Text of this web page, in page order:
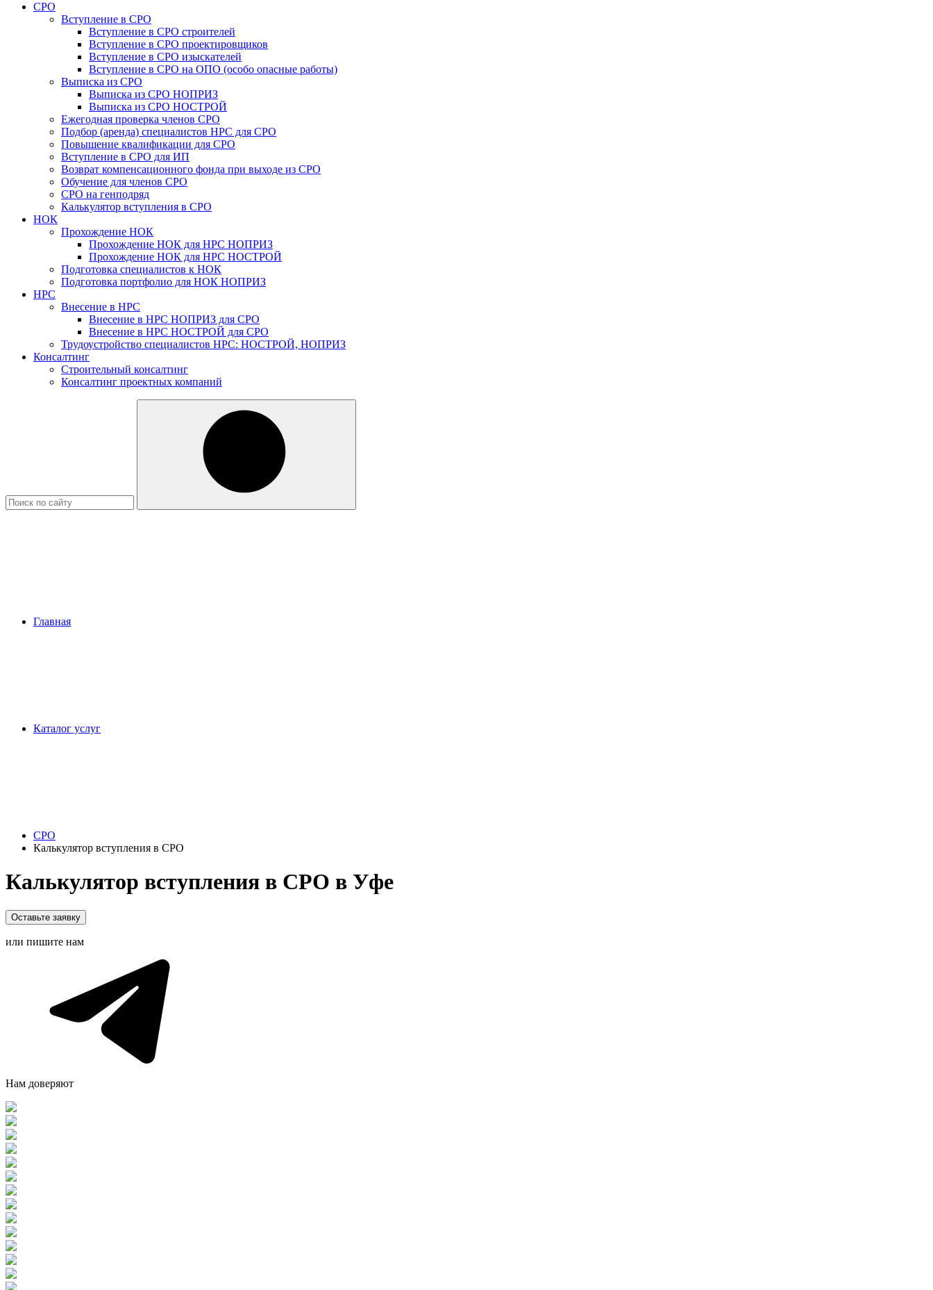
СРО
Вступление в СРО
Вступление в СРО строителей
Вступление в СРО проектировщиков
Вступление в СРО изыскателей
Вступление в СРО на ОПО (особо опасные работы)
Выписка из СРО
Выписка из СРО НОПРИЗ
Выписка из СРО НОСТРОЙ
Ежегодная проверка членов СРО
Подбор (аренда) специалистов НРС для СРО
Повышение квалификации для СРО
Вступление в СРО для ИП
Возврат компенсационного фонда при выходе из СРО
Обучение для членов СРО
СРО на генподряд
Калькулятор вступления в СРО
НОК
Прохождение НОК
Прохождение НОК для НРС НОПРИЗ
Прохождение НОК для НРС НОСТРОЙ
Подготовка специалистов к НОК
Подготовка портфолио для НОК НОПРИЗ
НРС
Внесение в НРС
Внесение в НРС НОПРИЗ для СРО
Внесение в НРС НОСТРОЙ для СРО
Трудоустройство специалистов НРС: НОСТРОЙ, НОПРИЗ
Консалтинг
Строительный консалтинг
Консалтинг проектных компаний
Главная
Каталог услуг
СРО
Калькулятор вступления в СРО
Калькулятор вступления в СРО в Уфе
Оставьте заявку
или пишите нам
Нам доверяют